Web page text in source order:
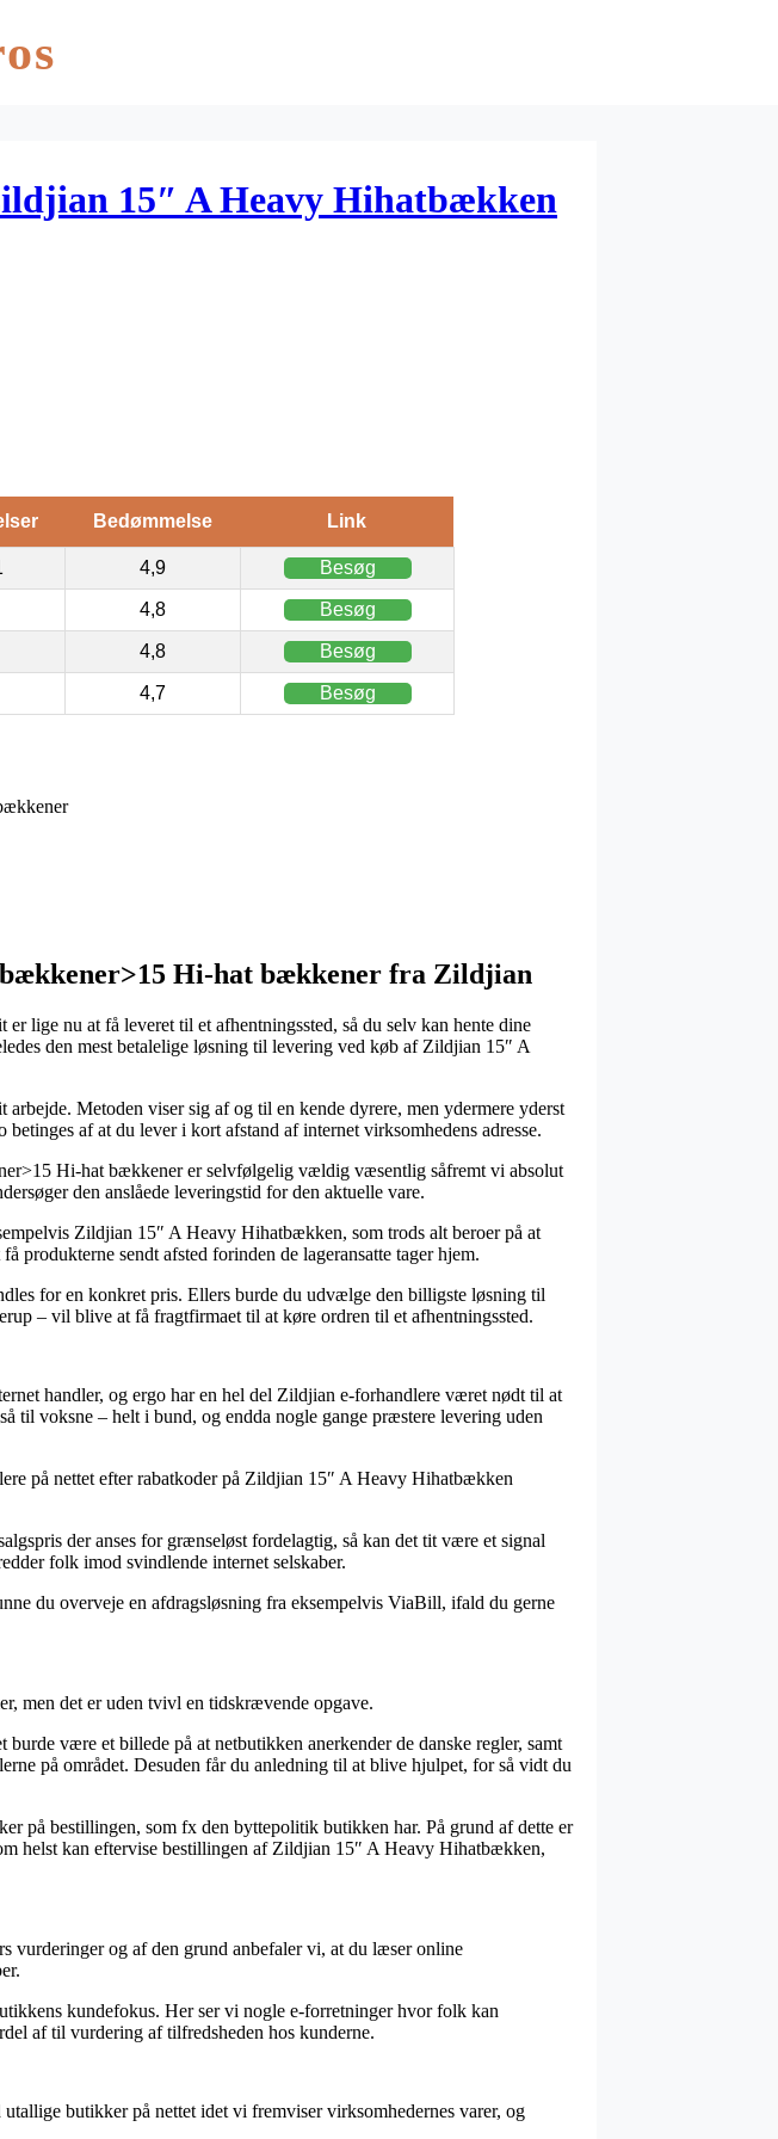
15″ A Heavy Hihatbækken
Bedømmelse Link
4,9 Besøg
4,8 Besøg
4,8 Besøg
4,7 Besøg
Hi-hat bækkener fra Zildjian
lige nu at få leveret til et afhentningssted, så du selv kan hente dine
den mest betalelige løsning til levering ved køb af Zildjian 15″ A
Metoden viser sig af og til en kende dyrere, men ydermere yderst
af at du lever i kort afstand af internet virksomhedens adresse.
Hi-hat bækkener er selvfølgelig vældig væsentlig såfremt vi absolut
den anslåede leveringstid for den aktuelle vare.
Zildjian 15″ A Heavy Hihatbækken, som trods alt beroer på at
produkterne sendt afsted forinden de lageransatte tager hjem.
for en konkret pris. Ellers burde du udvælge den billigste løsning til
– vil blive at få fragtfirmaet til at køre ordren til et afhentningssted.
handler, og ergo har en hel del Zildjian e-forhandlere været nødt til at
til voksne – helt i bund, og endda nogle gange præstere levering uden
på nettet efter rabatkoder på Zildjian 15″ A Heavy Hihatbækken
der anses for grænseløst fordelagtig, så kan det tit være et signal
folk imod svindlende internet selskaber.
du overveje en afdragsløsning fra eksempelvis ViaBill, ifald du gerne
men det er uden tvivl en tidskrævende opgave.
være et billede på at netbutikken anerkender de danske regler, samt
på området. Desuden får du anledning til at blive hjulpet, for så vidt du
på bestillingen, som fx den byttepolitik butikken har. På grund af dette er
helst kan eftervise bestillingen af Zildjian 15″ A Heavy Hihatbækken,
og af den grund anbefaler vi, at du læser online
kundefokus. Her ser vi nogle e-forretninger hvor folk kan
af til vurdering af tilfredsheden hos kunderne.
butikker på nettet idet vi fremviser virksomhedernes varer, og